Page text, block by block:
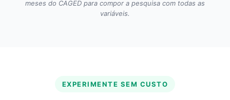
meses do CAGED para compor a pesquisa com todas as
variáveis.
EXPERIMENTE SEM CUSTO